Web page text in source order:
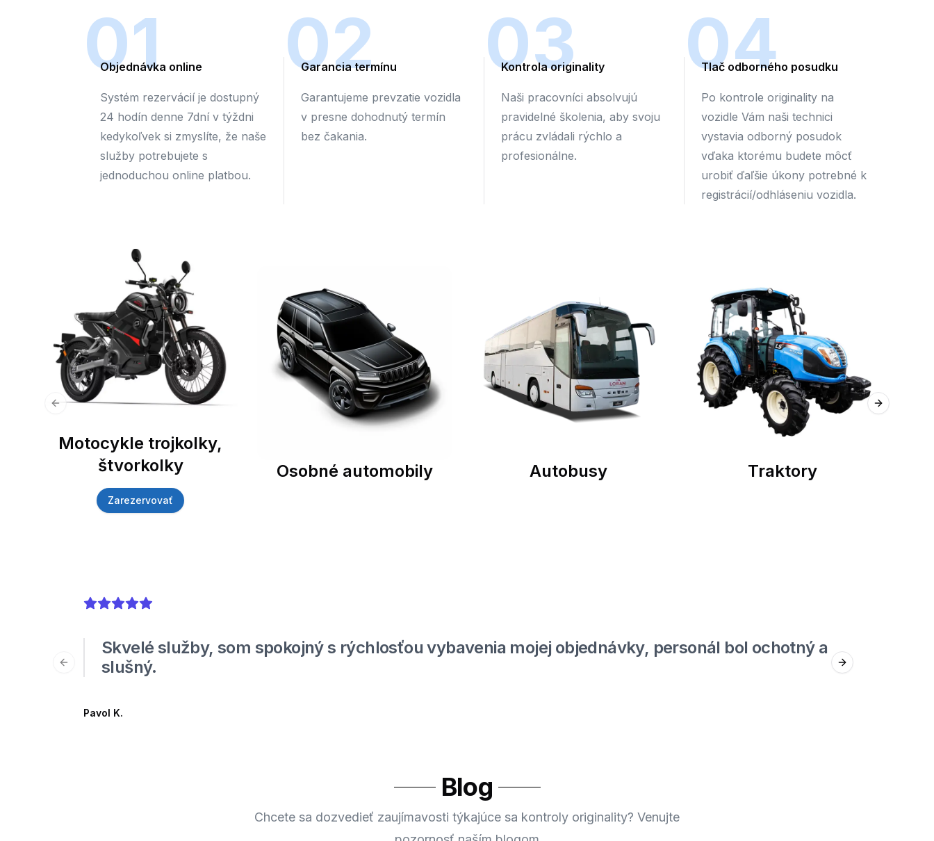
01
Objednávka online
Systém rezervácií je dostupný
24 hodín denne 7dní v týždni
kedykoľvek si zmyslíte, že naše
služby potrebujete s
jednoduchou online platbou.
02
Garancia termínu
Garantujeme prevzatie vozidla
v presne dohodnutý termín
bez čakania.
03
Kontrola originality
Naši pracovníci absolvujú
pravidelné školenia, aby svoju
prácu zvládali rýchlo a
profesionálne.
04
Tlač odborného posudku
Po kontrole originality na
vozidle Vám naši technici
vystavia odborný posudok
vďaka ktorému budete môcť
urobiť ďaľšie úkony potrebné k
registrácií/odhláseniu vozidla.
Motocykle trojkolky,
štvorkolky
Zarezervovať
Osobné automobily Autobusy Traktory
Previous slide Next slide
5out of 5 stars
Skvelé služby, som spokojný s rýchlosťou vybavenia mojej objednávky, personál bol ochotný a
slušný.
Pavol K.
Previous slide Next slide
Blog
Chcete sa dozvedieť zaujímavosti týkajúce sa kontroly originality? Venujte